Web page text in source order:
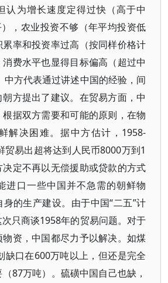
认为增长速度定得过快（高于中
），农业投资不够（年平均投资低
率和投资率过高（按同样价格计
费水平也显得目标偏高（超过中
中方代表通过讲述中国的经验，间
方提出了建议。在贸易方面，中
据双方需要和可能的原则，在物
解决困难。据中方估计，1958-
贸易出超将达到人民币8000万到1
定不再以无偿援助或贷款的方式
进口一些中国并不急需的朝鲜物
的生产建设。由于中国“二五”计
只商谈1958年的贸易问题。对于
资，中国都尽力予以解决。如煤
缺口在600万吨以上，但还是完全
87万吨）。硫磺中国自己也缺，